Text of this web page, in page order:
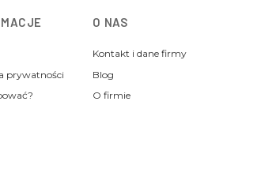
prywatności
O NAS
Kontakt i dane firmy
Blog
O firmie